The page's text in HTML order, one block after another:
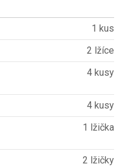
1 kus
2 lžíce
4 kusy
4 kusy
1 lžička
2 lžičky